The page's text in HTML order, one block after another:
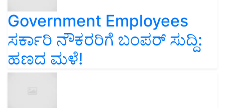
Government Employees
ಸರ್ಕಾರಿ ನೌಕರರಿಗೆ ಬಂಪರ್‌ ಸುದ್ದಿ:
ಹಣದ ಮಳೆ!